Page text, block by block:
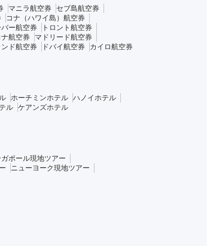
マニラ航空券 セブ島航空券
コナ（ハワイ島）航空券
ー航空券
トロント航空券
航空券
マドリード航空券
ド航空券 ドバイ航空券 カイロ航空券
ホーチミンホテル ハノイホテル
ル ケアンズホテル
ガポール現地ツアー
ニューヨーク現地ツアー